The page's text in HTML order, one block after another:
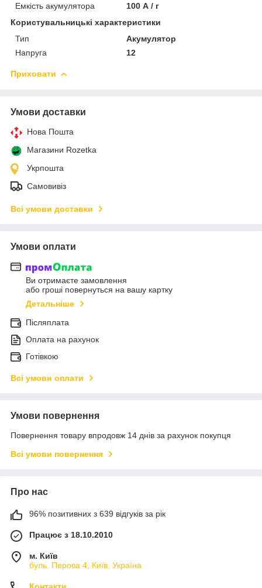
Емкість акумулятора
100 А / г
Користувальницькі характеристики
Тип
Акумулятор
Напруга
12
Приховати
Умови доставки
Нова Пошта
Магазини Rozetka
Укрпошта
Самовивіз
Всі умови доставки
Умови оплати
Ви отримаєте замовлення
або гроші повернуться на вашу картку
Детальніше
Післяплата
Оплата на рахунок
Готівкою
Всі умови оплати
Умови повернення
Повернення товару впродовж 14 днів за рахунок покупця
Всі умови повернення
Про нас
96% позитивних з 639 відгуків за рік
Працює з 18.10.2010
м. Київ
буль. Перова 4, Київ, Україна